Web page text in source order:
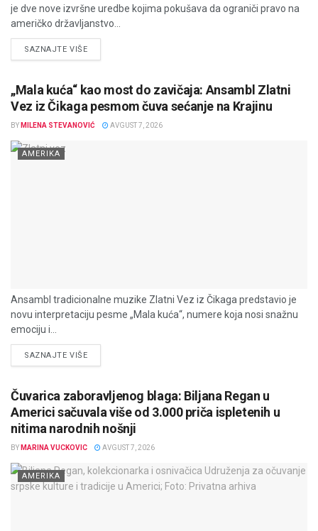
je dve nove izvršne uredbe kojima pokušava da ograniči pravo na
američko državljanstvo...
SAZNAJTE VIŠEDETAILS
„Mala kuća“ kao most do zavičaja: Ansambl Zlatni
Vez iz Čikaga pesmom čuva sećanje na Krajinu
BY MILENA STEVANOVIĆ AVGUST 7, 2026
AMERIKA
Ansambl tradicionalne muzike Zlatni Vez iz Čikaga predstavio je
novu interpretaciju pesme „Mala kuća“, numere koja nosi snažnu
emociju i...
SAZNAJTE VIŠEDETAILS
Čuvarica zaboravljenog blaga: Biljana Regan u
Americi sačuvala više od 3.000 priča ispletenih u
nitima narodnih nošnji
BY MARINA VUCKOVIC AVGUST 7, 2026
AMERIKA